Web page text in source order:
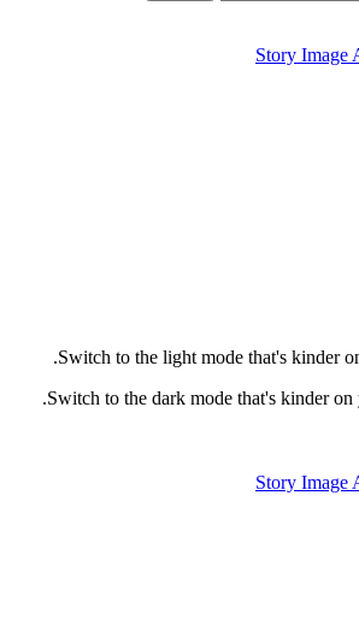
Story Image
Switch to the light mode that's kinder
Switch to the dark mode that's kinder on
Story Image